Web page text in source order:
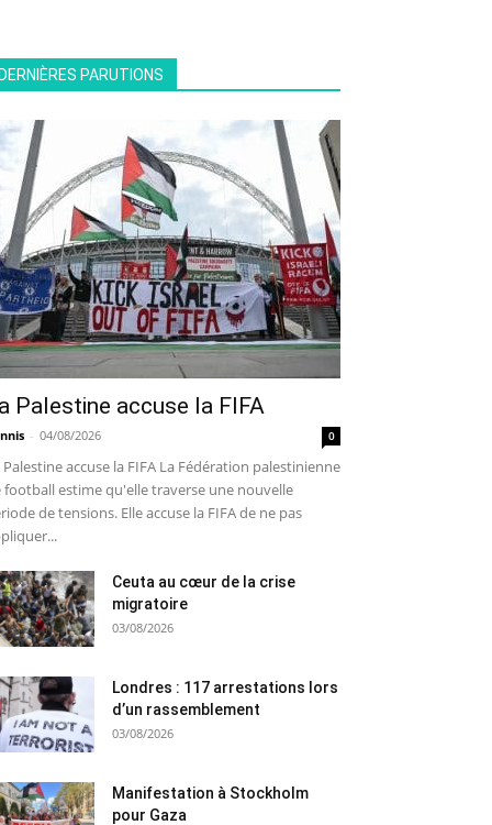
DERNIÈRES PARUTIONS
Palestine accuse la FIFA
- 04/08/2026 0
Palestine accuse la FIFA La Fédération palestinienne
football estime qu'elle traverse une nouvelle
de tensions. Elle accuse la FIFA de ne pas
Ceuta au cœur de la crise
migratoire
03/08/2026
Londres : 117 arrestations lors
d’un rassemblement
03/08/2026
Manifestation à Stockholm
pour Gaza